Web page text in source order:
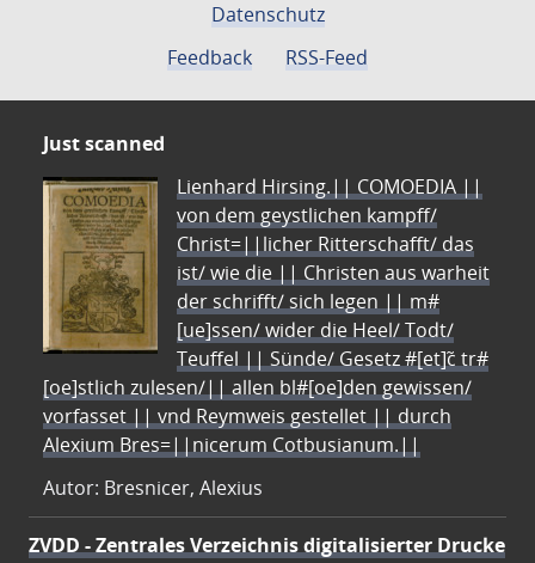
Datenschutz
Feedback
RSS-Feed
Just scanned
Lienhard Hirsing.|| COMOEDIA ||
von dem geystlichen kampff/
Christ=||licher Ritterschafft/ das
ist/ wie die || Christen aus warheit
der schrifft/ sich legen || m#
[ue]ssen/ wider die Heel/ Todt/
Teuffel || Sünde/ Gesetz #[et]c̃ tr#
[oe]stlich zulesen/|| allen bl#[oe]den gewissen/
vorfasset || vnd Reymweis gestellet || durch
Alexium Bres=||nicerum Cotbusianum.||
Autor: Bresnicer, Alexius
ZVDD - Zentrales Verzeichnis digitalisierter Drucke